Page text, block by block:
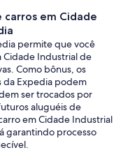
em Cidade
permite que você
Cidade Industrial de
Como bônus, os
da Expedia podem
ser trocados por
aluguéis de
em Cidade Industrial
garantindo processo